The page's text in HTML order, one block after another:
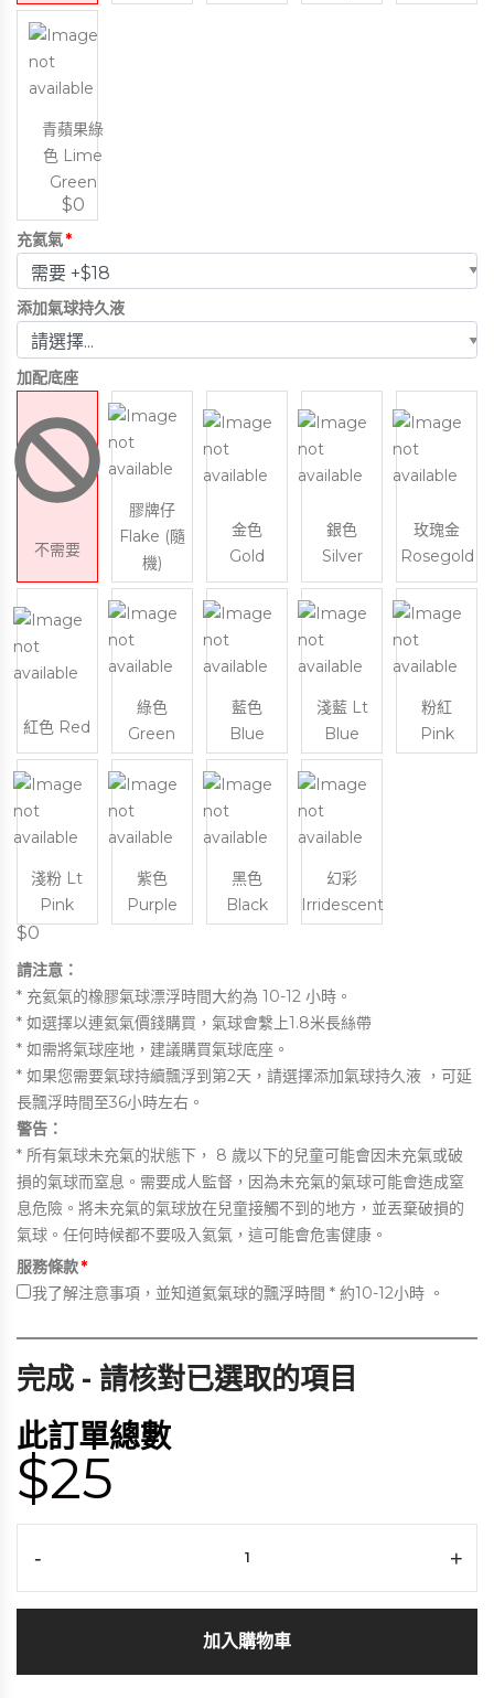
青蘋果綠
色 Lime
Green
$0
充氦氣*
添加氣球持久液
加配底座
不需要
膠牌仔
Flake (隨
機)
金色
Gold
銀色
Silver
玫瑰金
Rosegold
紅色 Red
綠色
Green
藍色
Blue
淺藍 Lt
Blue
粉紅
Pink
淺粉 Lt
Pink
紫色
Purple
黑色
Black
幻彩
Irridescent
$0
請注意：
* 充氦氣的橡膠氣球漂浮時間大約為 10-12 小時。
* 如選擇以連氦氣價錢購買，氣球會繫上1.8米長絲帶
* 如需將氣球座地，建議購買氣球底座。
* 如果您需要氣球持續飄浮到第2天，請選擇添加氣球持久液 ，可延
長飄浮時間至36小時左右。
警告：
* 所有氣球未充氣的狀態下， 8 歲以下的兒童可能會因未充氣或破
損的氣球而窒息。需要成人監督，因為未充氣的氣球可能會造成窒
息危險。將未充氣的氣球放在兒童接觸不到的地方，並丟棄破損的
氣球。任何時候都不要吸入氦氣，這可能會危害健康。
服務條款*
我了解注意事項，並知道氦氣球的飄浮時間 * 約10-12小時 。
完成 - 請核對已選取的項目
此訂單總數
$25
- +
加入購物車